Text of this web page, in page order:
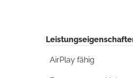
AirPlay fähig